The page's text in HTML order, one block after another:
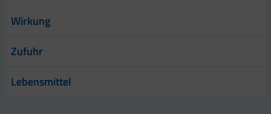
Wirkung
Zufuhr
Lebensmittel